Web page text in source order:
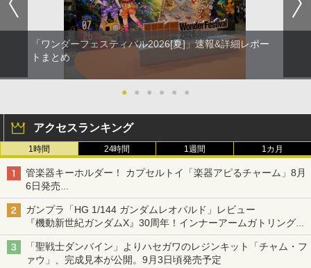
「ワンダーフェスティバル2026[夏]」速報&詳細レポー
トまとめ
● ● ● ● ● ●
アクセスランキング
1時間 24時間 1週間 1カ月
管楽器キーホルダー！ カプセルトイ「楽器アピるチャーム」8月
6日発売
チューバ、テナサクなど5種各3色
ガンプラ「HG 1/144 ガンダムレオパルド」レビュー
『機動新世紀ガンダムX』30周年！インナーアームガトリングの
変形機構まで再現し最新フォーマットでキット化！
「聖戦士ダンバイン」よりハセガワのレジンキット「チャム・フ
ァウ」、完成見本が公開。9月3日頃発売予定